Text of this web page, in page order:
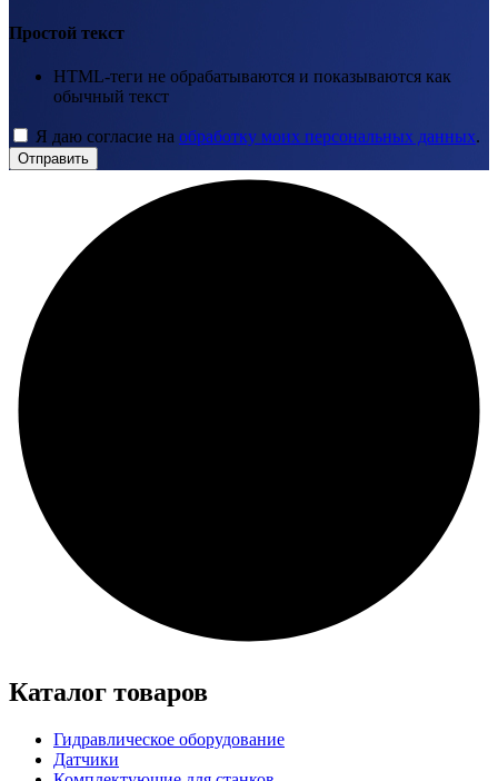
Простой текст
HTML-теги не обрабатываются и показываются как
обычный текст
Я даю согласие на обработку моих персональных данных.
Отправить
Каталог товаров
Гидравлическое оборудование
Датчики